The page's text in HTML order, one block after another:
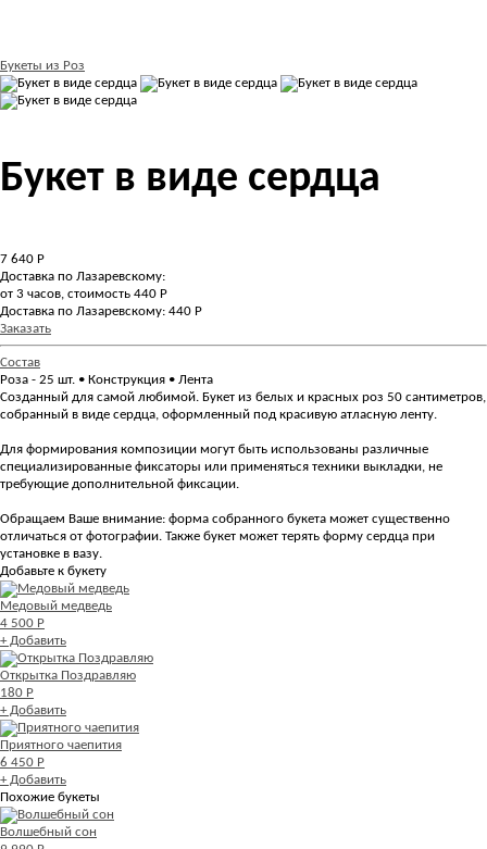
Букеты из Роз
Букет в виде сердца
7 640 Р
Доставка по Лазаревскому:
от 3 часов, стоимость 440 Р
Доставка по Лазаревскому: 440 Р
Заказать
Состав
Роза - 25 шт. • Конструкция • Лента
Созданный для самой любимой. Букет из белых и красных роз 50 сантиметров,
собранный в виде сердца, оформленный под красивую атласную ленту.
Для формирования композиции могут быть использованы различные
специализированные фиксаторы или применяться техники выкладки, не
требующие дополнительной фиксации.
Обращаем Ваше внимание: форма собранного букета может существенно
отличаться от фотографии. Также букет может терять форму сердца при
установке в вазу.
Добавьте к букету
Медовый медведь
4 500 Р
+ Добавить
Открытка Поздравляю
180 Р
+ Добавить
Приятного чаепития
6 450 Р
+ Добавить
Похожие букеты
Волшебный сон